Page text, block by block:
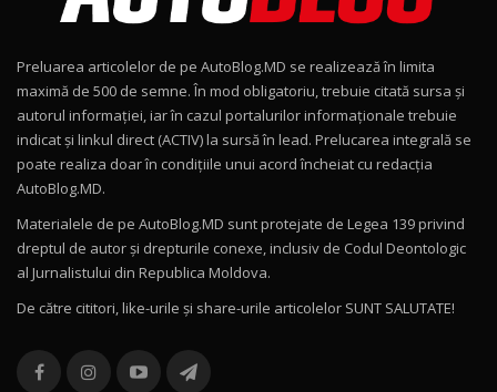
15:22
Mercedes-AMG E 53 HYBRID 4MATIC+ / Test
Drive AutoBlog.MD
16:27
11
Noul Volvo ES90 / Test Drive AutoBlog.MD
12
Noul MG HS / Test Drive AutoBlog.MD
16:48
13
combină aventura cu luxul / AutoBlog.MD
36:08
Preluarea articolelor de pe AutoBlog.MD se realizează în limita
maximă de 500 de semne. În mod obligatoriu, trebuie citată sursa și
autorul informației, iar în cazul portalurilor informaționale trebuie
indicat și linkul direct (ACTIV) la sursă în lead. Prelucarea integrală se
poate realiza doar în condițiile unui acord încheiat cu redacţia
AutoBlog.MD.
Materialele de pe AutoBlog.MD sunt protejate de Legea 139 privind
dreptul de autor și drepturile conexe, inclusiv de Codul Deontologic
al Jurnalistului din Republica Moldova.
De către cititori, like-urile şi share-urile articolelor SUNT SALUTATE!